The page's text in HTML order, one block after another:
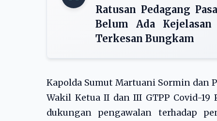
Ratusan Pedagang
Belum Ada
Terkesan Bungkam
Kapolda Sumut Martuani Sormin dan
Wakil Ketua II dan III GTPP Covid-
dukungan pengawalan terhadap